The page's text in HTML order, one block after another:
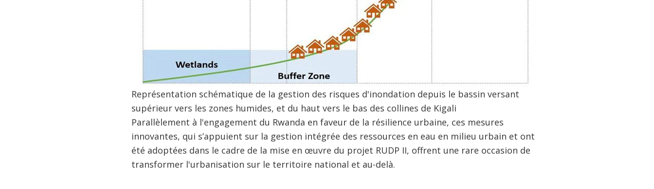
Représentation schématique de la gestion des risques d'inondation depuis le bassin versant
supérieur vers les zones humides, et du haut vers le bas des collines de Kigali
Parallèlement à l'engagement du Rwanda en faveur de la résilience urbaine, ces mesures
innovantes, qui s’appuient sur la gestion intégrée des ressources en eau en milieu urbain et ont
été adoptées dans le cadre de la mise en œuvre du projet RUDP II, offrent une rare occasion de
transformer l'urbanisation sur le territoire national et au-delà.